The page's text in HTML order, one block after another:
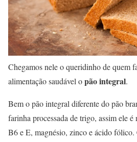
Chegamos nele o queridinho de quem
alimentação saudável opão integral.
Bem o pão integral diferente do pão
farinha processada de trigo, assim ele
B6 e E, magnésio, zinco e ácido fólico.